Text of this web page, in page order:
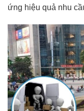
ứng hiệu quả nhu